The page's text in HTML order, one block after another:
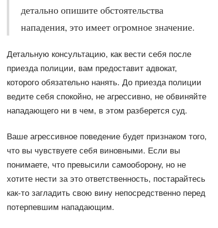
детально опишите обстоятельства
нападения, это имеет огромное значение.
Детальную консультацию, как вести себя после
приезда полиции, вам предоставит адвокат,
которого обязательно нанять. До приезда полиции
ведите себя спокойно, не агрессивно, не обвиняйте
нападающего ни в чем, в этом разберется суд.
Ваше агрессивное поведение будет признаком того,
что вы чувствуете себя виновными. Если вы
понимаете, что превысили самооборону, но не
хотите нести за это ответственность, постарайтесь
как-то загладить свою вину непосредственно перед
потерпевшим нападающим.